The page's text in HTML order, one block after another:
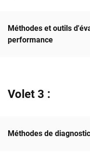
Méthodes et outils
performance
Volet 3 :
Méthodes de